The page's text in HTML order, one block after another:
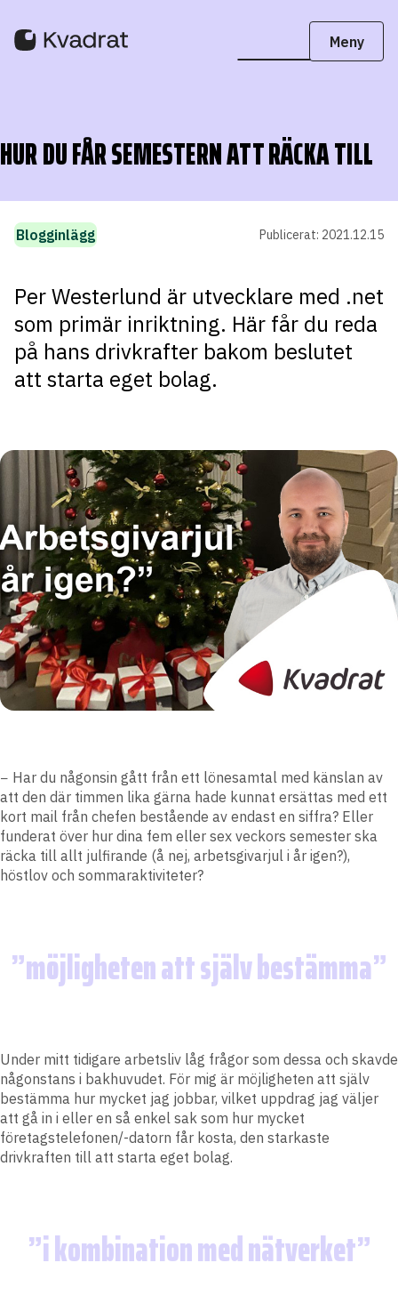
HUR DU FÅR SEMESTERN ATT RÄCKA TILL
Blogginlägg Publicerat: 2021.12.15
Per Westerlund är utvecklare med .net
som primär inriktning. Här får du reda
på hans drivkrafter bakom beslutet
att starta eget bolag.
− Har du någonsin gått från ett lönesamtal med känslan av
att den där timmen lika gärna hade kunnat ersättas med ett
kort mail från chefen bestående av endast en siffra? Eller
funderat över hur dina fem eller sex veckors semester ska
räcka till allt julfirande (å nej, arbetsgivarjul i år igen?),
höstlov och sommaraktiviteter?
möjligheten att själv bestämma
Under mitt tidigare arbetsliv låg frågor som dessa och skavde
någonstans i bakhuvudet. För mig är möjligheten att själv
bestämma hur mycket jag jobbar, vilket uppdrag jag väljer
att gå in i eller en så enkel sak som hur mycket
företagstelefonen/-datorn får kosta, den starkaste
drivkraften till att starta eget bolag.
i kombination med nätverket